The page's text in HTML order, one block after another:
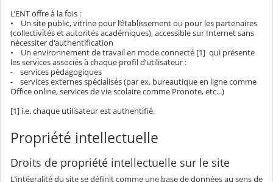
L’ENT offre à la fois :
• Un site public, vitrine pour l’établissement ou pour les partenaires
(collectivités et autorités académiques), accessible sur Internet sans
nécessiter d'authentification
• Un environnement de travail en mode connecté [1] qui présente
les services associés à chaque profil d’utilisateur :
- services pédagogiques
- services externes spécialisés (par ex. bureautique en ligne comme
Office online, services de vie scolaire comme Pronote, etc...)
[1] i.e. chaque utilisateur est authentifié.
Propriété intellectuelle
Droits de propriété intellectuelle sur le site
L'intégralité du site se définit comme une base de données au sens de